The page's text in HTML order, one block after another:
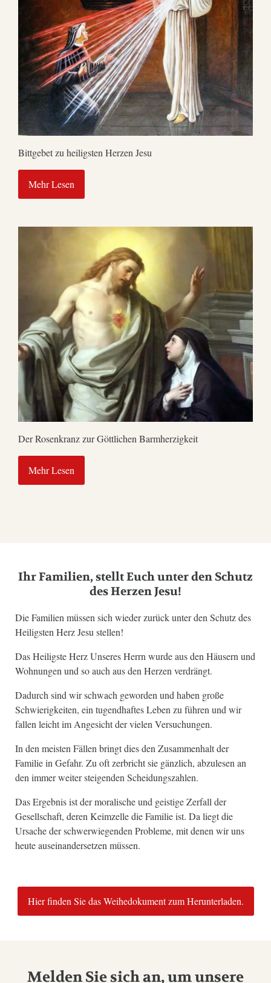
Bittgebet zu heiligsten Herzen Jesu
Mehr Lesen
Der Rosenkranz zur Göttlichen Barmherzigkeit
Mehr Lesen
Ihr Familien, stellt Euch unter den Schutz
des Herzen Jesu!
Die Familien müssen sich wieder zurück unter den Schutz des
Heiligsten Herz Jesu stellen!
Das Heiligste Herz Unseres Herrn wurde aus den Häusern und
Wohnungen und so auch aus den Herzen verdrängt.
Dadurch sind wir schwach geworden und haben große
Schwierigkeiten, ein tugendhaftes Leben zu führen und wir
fallen leicht im Angesicht der vielen Versuchungen.
In den meisten Fällen bringt dies den Zusammenhalt der
Familie in Gefahr. Zu oft zerbricht sie gänzlich, abzulesen an
den immer weiter steigenden Scheidungszahlen.
Das Ergebnis ist der moralische und geistige Zerfall der
Gesellschaft, deren Keimzelle die Familie ist. Da liegt die
Ursache der schwerwiegenden Probleme, mit denen wir uns
heute auseinandersetzen müssen.
Hier finden Sie das Weihedokument zum Herunterladen.
Melden Sie sich an, um unsere